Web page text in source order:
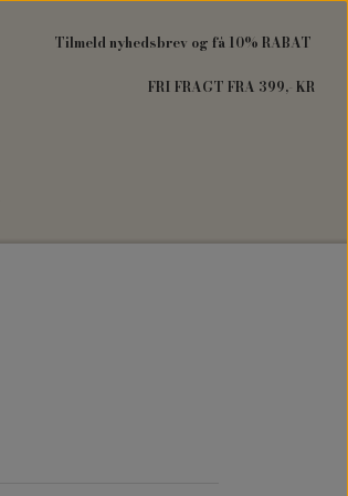
Tilmeld nyhedsbrev og få 10% RABAT
FRI FRAGT FRA 399,- KR